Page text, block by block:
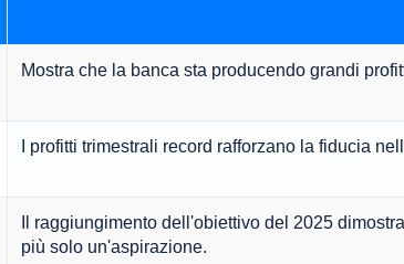
Mostra che la banca sta producendo grandi
I profitti trimestrali record rafforzano la fiducia
Il raggiungimento dell'obiettivo del 2025
più solo un'aspirazione.